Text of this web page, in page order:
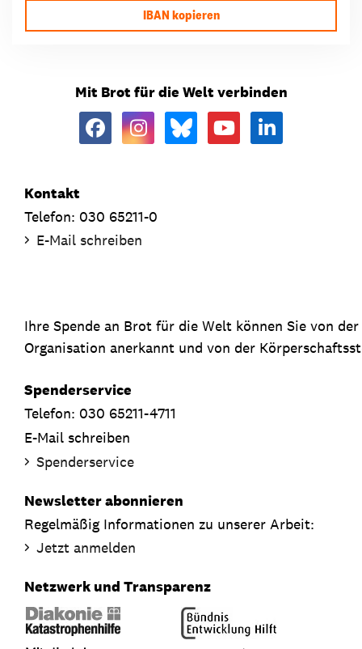
IBAN kopieren
Mit Brot für die Welt verbinden
Kontakt
Telefon: 030 65211-0
E-Mail schreiben
Ihre Spende an Brot für die Welt können Sie von
Organisation anerkannt und von der
Spenderservice
Telefon: 030 65211-4711
E-Mail schreiben
Spenderservice
Newsletter abonnieren
Regelmäßig Informationen zu unserer Arbeit:
Jetzt anmelden
Netzwerk und Transparenz